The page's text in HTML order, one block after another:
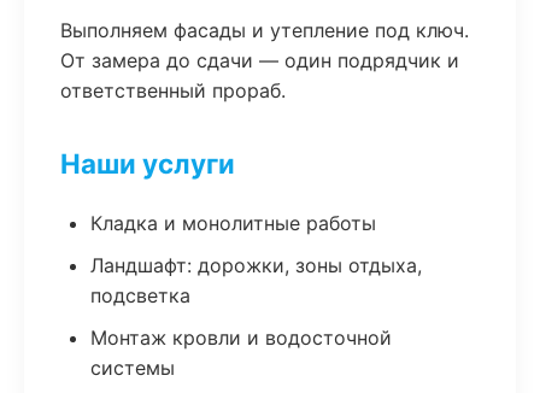
Выполняем фасады и утепление под ключ.
От замера до сдачи — один подрядчик и
ответственный прораб.
Наши услуги
Кладка и монолитные работы
Ландшафт: дорожки, зоны отдыха,
подсветка
Монтаж кровли и водосточной
системы